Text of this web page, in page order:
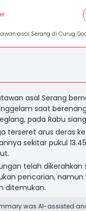
asal Serang di Curug
asal Serang
saat
pada Rabu
terseret arus deras
sekitar pukul
telah dikerahkan
pencarian, namun
ditemukan.
was AI-assisted